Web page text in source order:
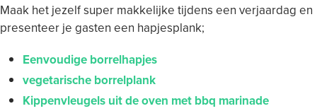
Maak het jezelf super makkelijke tijdens een verjaardag en
presenteer je gasten een hapjesplank;
Eenvoudige borrelhapjes
vegetarische borrelplank
Kippenvleugels uit de oven met bbq marinade